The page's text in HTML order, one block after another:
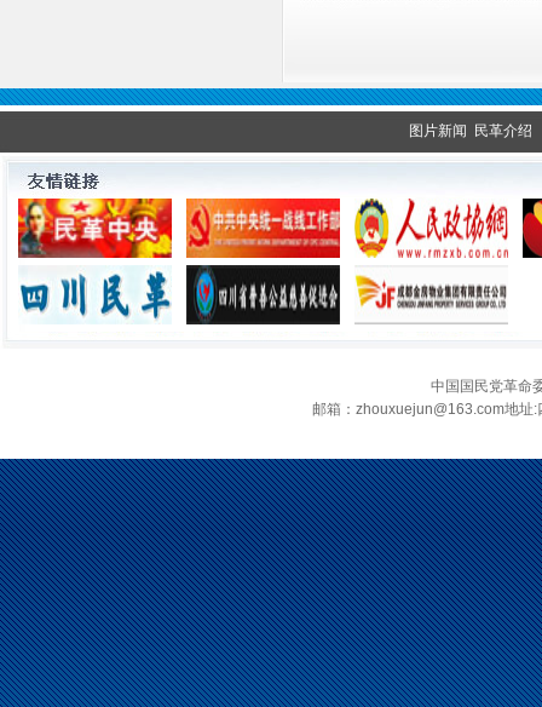
图片新闻 民革介绍
中国国民党革命
邮箱：zhouxuejun@163.com地址